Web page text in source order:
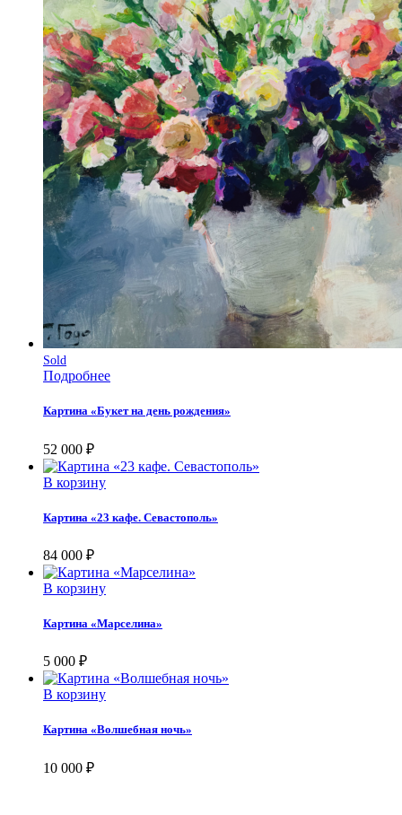
Sold
Подробнее
Картина «Букет на день рождения»
52 000 ₽
В корзину
Картина «23 кафе. Севастополь»
84 000 ₽
В корзину
Картина «Марселина»
5 000 ₽
В корзину
Картина «Волшебная ночь»
10 000 ₽